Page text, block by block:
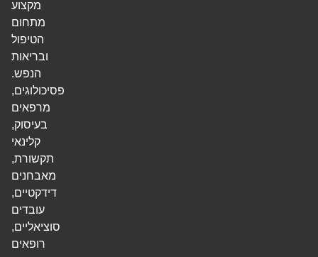
מקצוע
מתחום
הטיפול
ובריאות
הנפש.
פסיכולוגים,
מרפאים
בעיסוק,
קלינאי
תקשורת,
מאבחנים
דידקטיים,
עובדים
סוציאליים,
רופאים